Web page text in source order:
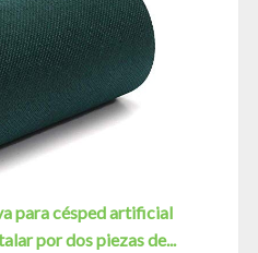
para césped artificial
por dos piezas de...